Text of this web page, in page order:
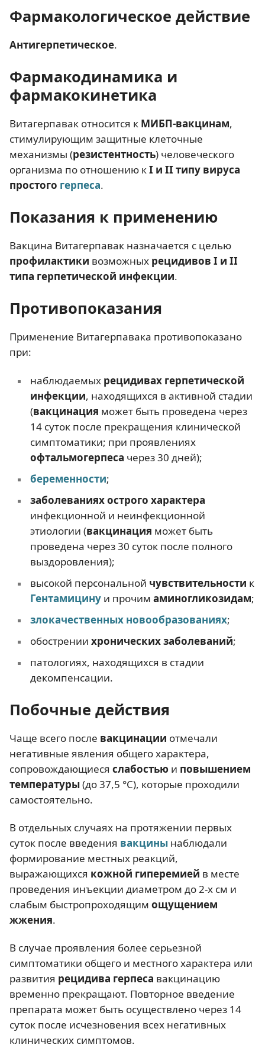
Фармакологическое действие
Антигерпетическое.
Фармакодинамика и
фармакокинетика
Витагерпавак относится к МИБП-вакцинам,
стимулирующим защитные клеточные
механизмы (резистентность) человеческого
организма по отношению кI и II типу вируса
простого герпеса.
Показания к применению
Вакцина Витагерпавак назначается с целью
профилактики возможных рецидивов I и II
типа герпетической инфекции.
Противопоказания
Применение Витагерпавака противопоказано
при:
наблюдаемых рецидивах герпетической
инфекции, находящихся в активной стадии
(вакцинация может быть проведена через
14 суток после прекращения клинической
симптоматики; при проявлениях
офтальмогерпеса через 30 дней);
беременности;
заболеваниях острого характера
инфекционной и неинфекционной
этиологии (вакцинация может быть
проведена через 30 суток после полного
выздоровления);
высокой персональной чувствительности к
Гентамицинуи прочим аминогликозидам;
злокачественных новообразованиях;
обострении хронических заболеваний;
патологиях, находящихся в стадии
декомпенсации.
Побочные действия
Чаще всего после вакцинации отмечали
негативные явления общего характера,
сопровождающиеся слабостью и повышением
температуры(до 37,5 °С), которые проходили
самостоятельно.
В отдельных случаях на протяжении первых
суток после введения вакцины наблюдали
формирование местных реакций,
выражающихся кожной гиперемией в месте
проведения инъекции диаметром до 2-х см и
слабым быстропроходящим ощущением
жжения.
В случае проявления более серьезной
симптоматики общего и местного характера или
развития рецидива герпеса вакцинацию
временно прекращают. Повторное введение
препарата может быть осуществлено через 14
суток после исчезновения всех негативных
клинических симптомов.